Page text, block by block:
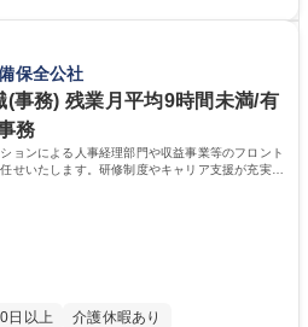
。 幅広いキャリアの選択肢があり、公募
りが挑戦できるカルチャーが浸透してい
保全公社
(事務) 残業月平均9時間未満/有
務
ョンによる人事経理部門や収益事業等のフロント
せいたします。研修制度やキャリア支援が充実し
日以上
介護休暇あり